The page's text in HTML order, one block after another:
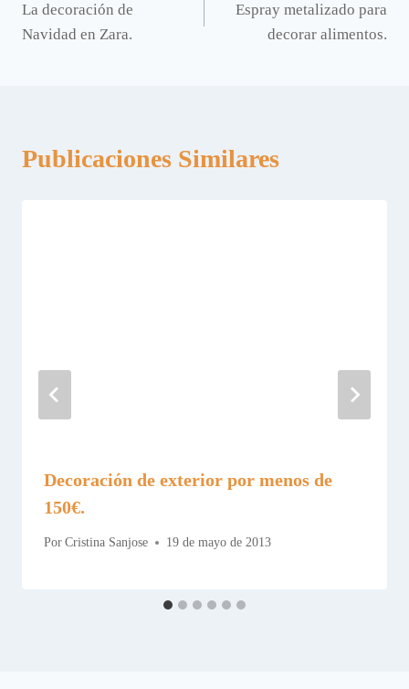
de
La decoración de
Navidad en Zara.
Espray metalizado para
decorar alimentos.
Publicaciones Similares
Decoración de exterior por menos de
150€.
Por Cristina Sanjose 19 de mayo de 2013